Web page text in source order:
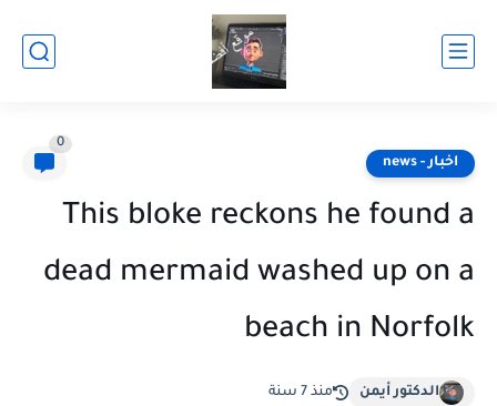
اخبار - news
0
This bloke reckons he found a
dead mermaid washed up on a
beach in Norfolk
الدكتور أيمن منذ 7 سنة